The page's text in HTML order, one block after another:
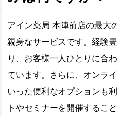
アイン薬局 本陣前店の最大
親身なサービスです。経験
り、お客様一人ひとりに合
ています。さらに、オンラ
いった便利なオプションも
トやセミナーを開催するこ